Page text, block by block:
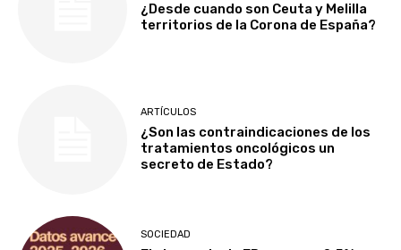
¿Desde cuando son Ceuta y Melilla
territorios de la Corona de España?
ARTÍCULOS
¿Son las contraindicaciones de los
tratamientos oncológicos un
secreto de Estado?
SOCIEDAD